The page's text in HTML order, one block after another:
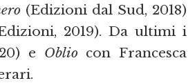
(Edizioni dal Sud, 2018)
2019). Da ultimi i
e Obliocon Francesca